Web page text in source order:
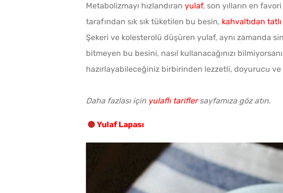
Çiğ
Bir
Atılır?
Metabolizmayı hızlandıran yulaf, son yılların en
tarafından sık sık tüketilen bu besin, kahvaltıdan
Şekeri ve kolesterolü düşüren yulaf, aynı zamanda
bitmeyen bu besini, nasıl kullanacağınızı
hazırlayabileceğiniz birbirinden lezzetli, doyurucu
Daha fazlası için yulaflı tariflersayfamıza göz atın.
Yulaf Lapası